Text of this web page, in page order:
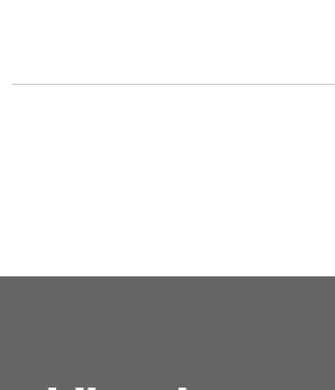
大阪ショールーム